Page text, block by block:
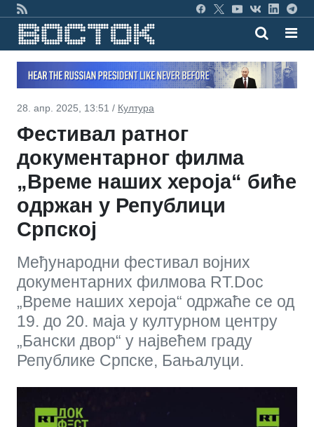
28. апр. 2025, 13:51 / Култура
Фестивал ратног
документарног филма
„Време наших хероја“ биће
одржан у Републици
Српској
Међународни фестивал војних
документарних филмова RT.Doc
„Време наших хероја“ одржаће се од
19. до 20. маја у културном центру
„Бански двор“ у највећем граду
Републике Српске, Бањалуци.